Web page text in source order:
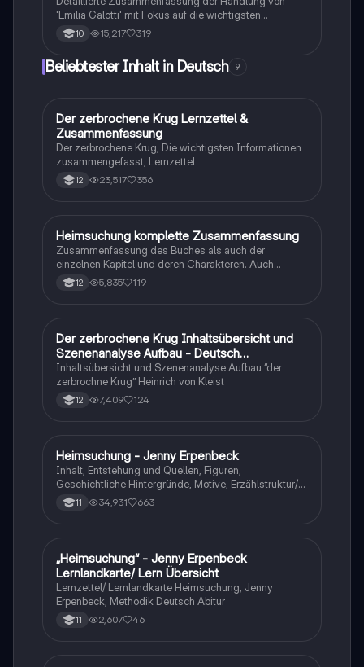
und individuelle Verantwortung auseinandersetzen
möchten.
'Emilia Galotti' mit Fokus auf die wichtigsten
Ereignisse und Charakterentwicklungen in jedem Akt.
Diese Übersicht bietet einen klaren Einblick in die
des Werkes. Ideal für Studierende, die sich auf
10 15,217 319
Beliebtester Inhalt in Deutsch 9
Deutsch
Der zerbrochene Krug Lernzettel &
Zusammenfassung
Der zerbrochene Krug, Die wichtigsten Informationen
zusammengefasst, Lernzettel
12 23,517 356
Deutsch
Heimsuchung komplette Zusammenfassung
Zusammenfassung des Buches als auch der
einzelnen Kapitel und deren Charakteren. Auch
tabellarisch. Im Unterricht ohne KI erstellt
12 5,835 119
Deutsch
Der zerbrochene Krug Inhaltsübersicht und
Szenenanalyse Aufbau - Deutsch
Q1/Q2/Abitur
Inhaltsübersicht und Szenenanalyse Aufbau “der
zerbrochne Krug” Heinrich von Kleist
12 7,409 124
Deutsch
Heimsuchung - Jenny Erpenbeck
Inhalt, Entstehung und Quellen, Figuren,
Geschichtliche Hintergründe, Motive, Erzählstruktur/-
stil 11 34,931 663
Deutsch
„Heimsuchung“ - Jenny Erpenbeck
Lernlandkarte/ Lern Übersicht
Lernzettel/ Lernlandkarte Heimsuchung, Jenny
Erpenbeck, Methodik Deutsch Abitur
11 2,607 46